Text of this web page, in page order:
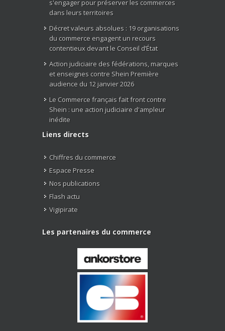
s'engager pour préserver les commerces
dans leurs territoires
Décret valeurs absolues : 19 organisations
du commerce engagent un recours
contentieux devant le Conseil d’État
Action judiciaire des fédérations, marques
et enseignes contre Shein Première
audience du 12 janvier 2026
Le Commerce français fait front contre
Shein : une action judiciaire d'ampleur
inédite
Liens directs
Chiffres du commerce
Espace Presse
Nos publications
Flash actu
Vigipirate
Les partenaires du commerce